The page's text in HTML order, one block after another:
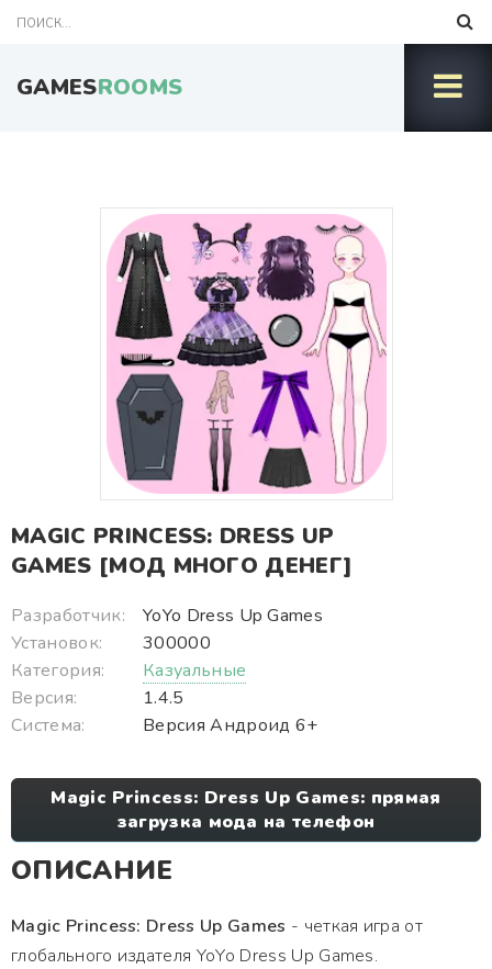
GAMESROOMS
MAGIC PRINCESS: DRESS UP
GAMES [МОД МНОГО ДЕНЕГ]
Разработчик:
YoYo Dress Up Games
Установок:
300000
Категория:
Казуальные
Версия:
1.4.5
Система:
Версия Андроид 6+
Magic Princess: Dress Up Games: прямая
загрузка мода на телефон
ОПИСАНИЕ
Magic Princess: Dress Up Games - четкая игра от
глобального издателя YoYo Dress Up Games.